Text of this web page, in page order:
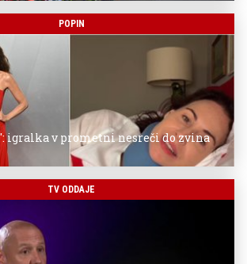
POPIN
igralka v prometni nesreči do zvina
TV ODDAJE